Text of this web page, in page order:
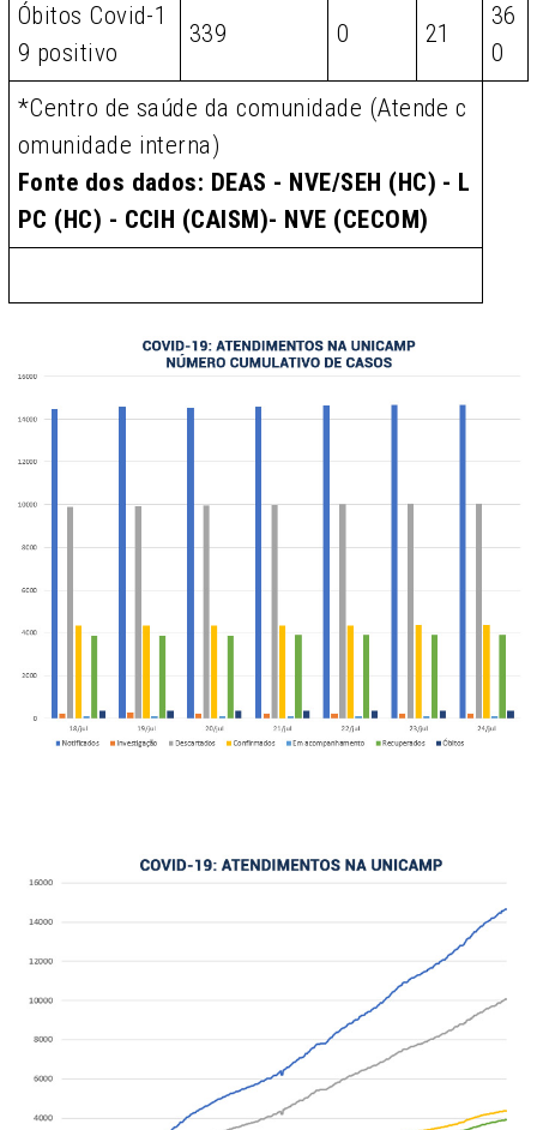
Óbitos Covid-1
9 positivo
339 0 21
36
0
*Centro de saúde da comunidade (Atende c
omunidade interna)
Fonte dos dados: DEAS - NVE/SEH (HC) - L
PC (HC) - CCIH (CAISM)- NVE (CECOM)